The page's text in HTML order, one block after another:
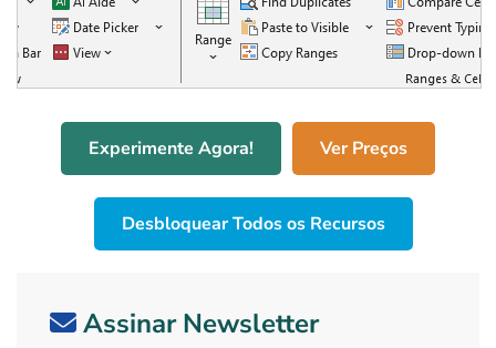
Experimente Agora! Ver Preços
Desbloquear Todos os Recursos
Assinar Newsletter